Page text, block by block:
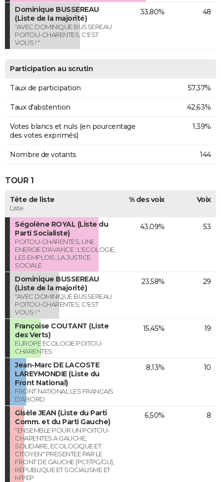
Dominique BUSSEREAU
(Liste de la majorité)
"AVEC DOMINIQUE BUSSEREAU
POITOU-CHARENTES, C'EST
VOUS ! "
33,80% 48
Participation au scrutin
Taux de participation 57,37%
Taux d'abstention 42,63%
Votes blancs et nuls (en pourcentage
des votes exprimés)
1,39%
Nombre de votants 144
TOUR 1
Tête de liste
Liste
% des voix Voix
Ségolène ROYAL (Liste du
Parti Socialiste)
POITOU-CHARENTES, UNE
ENERGIE D'AVANCE : L'ECOLOGIE,
LES EMPLOIS, LA JUSTICE
SOCIALE
43,09% 53
Dominique BUSSEREAU
(Liste de la majorité)
"AVEC DOMINIQUE BUSSEREAU
POITOU-CHARENTES, C'EST
VOUS ! "
23,58% 29
Françoise COUTANT (Liste
des Verts)
EUROPE ECOLOGIE POITOU-
CHARENTES
15,45% 19
Jean-Marc DE LACOSTE
LAREYMONDIE (Liste du
Front National)
FRONT NATIONAL LES FRANCAIS
D'ABORD
8,13% 10
Gisèle JEAN (Liste du Parti
Comm. et du Parti Gauche)
"ENSEMBLE POUR UN POITOU-
CHARENTES A GAUCHE,
SOLIDAIRE, ECOLOGIQUE ET
CITOYEN" PRESENTEE PAR LE
FRONT DE GAUCHE (PCF/PG/GU),
REPUBLIQUE ET SOCIALISME ET
M'PEP
6,50% 8